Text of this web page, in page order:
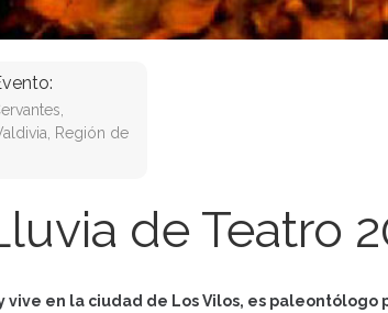
Región de
de Teatro
vive en la ciudad de Los Vilos, es